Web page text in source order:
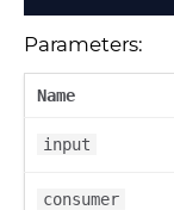
Parameters:
Name
input
consumer